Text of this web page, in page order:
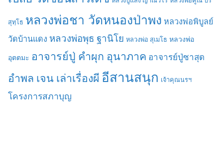
สุทฺโธ หลวงพ่อชา วัดหนองป่าพง หลวงพ่อพิบูลย์
วัดบ้านแดง หลวงพ่อพุธ ฐานิโย หลวงพ่อ สุเมโธ หลวงพ่อ
อุตตมะ อาจารย์ปู่ คำผุก อุนาภาค อาจารย์ปู่ซาสุด
อำพล เจน เล่าเรื่องผี อีสานสนุก เจ้าคุณนรฯ
โครงการสภาบุญ